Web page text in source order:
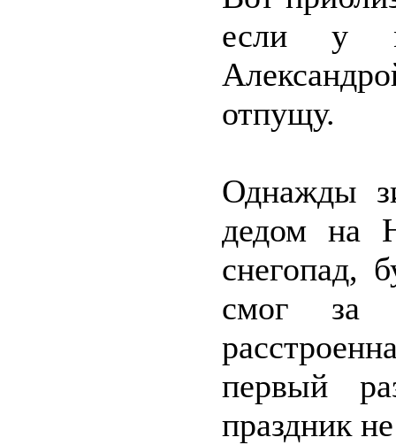
если у
отпущу.
Однажды
дедом на
снегопад,
смог за
первый
праздник